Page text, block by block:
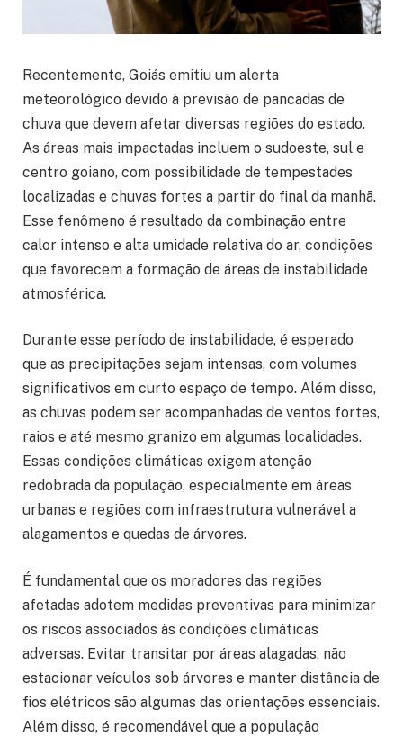
Recentemente, Goiás emitiu um alerta
meteorológico devido à previsão de pancadas de
chuva que devem afetar diversas regiões do estado.
As áreas mais impactadas incluem o sudoeste, sul e
centro goiano, com possibilidade de tempestades
localizadas e chuvas fortes a partir do final da manhã.
Esse fenômeno é resultado da combinação entre
calor intenso e alta umidade relativa do ar, condições
que favorecem a formação de áreas de instabilidade
atmosférica.
Durante esse período de instabilidade, é esperado
que as precipitações sejam intensas, com volumes
significativos em curto espaço de tempo. Além disso,
as chuvas podem ser acompanhadas de ventos fortes,
raios e até mesmo granizo em algumas localidades.
Essas condições climáticas exigem atenção
redobrada da população, especialmente em áreas
urbanas e regiões com infraestrutura vulnerável a
alagamentos e quedas de árvores.
É fundamental que os moradores das regiões
afetadas adotem medidas preventivas para minimizar
os riscos associados às condições climáticas
adversas. Evitar transitar por áreas alagadas, não
estacionar veículos sob árvores e manter distância de
fios elétricos são algumas das orientações essenciais.
Além disso, é recomendável que a população